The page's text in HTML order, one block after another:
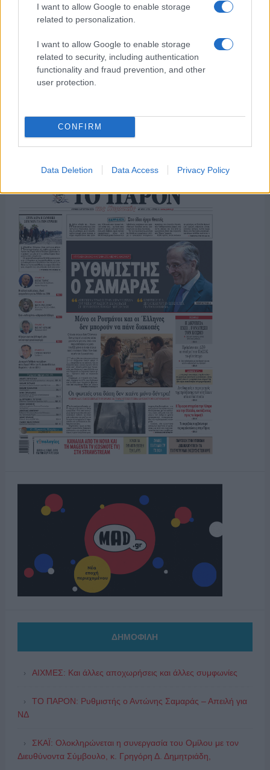
I want to allow Google to enable storage
related to personalization.
I want to allow Google to enable storage
related to security, including authentication
functionality and fraud prevention, and other
user protection.
CONFIRM
Data Deletion Data Access Privacy Policy
πολιτισμός που μας ενώνει κάθε μέρα.
ΟΣΑ ΧΡΕΙΑΖΕΣΑΙ
ΓΙΑ ΤΟ ΚΑΛΟΚΑΙΡΙ ΣΟΥ →
ΤΟ ΠΑΡΟΝ ΤΗΣ ΚΥΡΙΑΚΗΣ
ΔΗΜΟΦΙΛΗ
ΑΙΧΜΕΣ: Και άλλες αποχωρήσεις και άλλες συμφωνίες
ΤΟ ΠΑΡΟΝ: Ρυθμιστής ο Αντώνης Σαμαράς – Απειλή για
ΝΔ
ΣΚΑΪ: Ολοκληρώνεται η συνεργασία του Ομίλου με τον
Διευθύνοντα Σύμβουλο, κ. Γρηγόρη Δ. Δημητριάδη,